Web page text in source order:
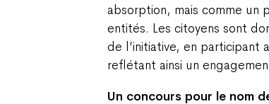
absorption, mais comme un
entités. Les citoyens sont
de l’initiative, en participant
reflétant ainsi un
Un concours pour le nom